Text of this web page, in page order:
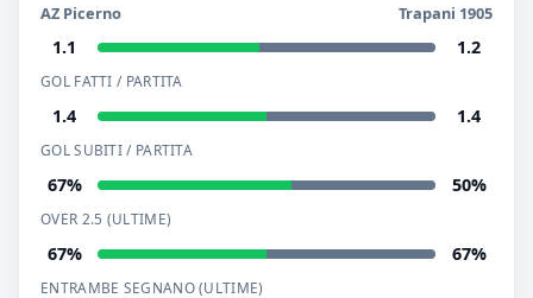
AZ Picerno Trapani 1905
1.1 1.2
GOL FATTI / PARTITA
1.4 1.4
GOL SUBITI / PARTITA
67% 50%
OVER 2.5 (ULTIME)
67% 67%
ENTRAMBE SEGNANO (ULTIME)